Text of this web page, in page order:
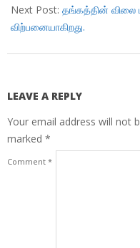
Next Post: தங்கத்தின் விலை
விற்பனையாகிறது.
LEAVE A REPLY
Your email address will not
marked *
Comment *